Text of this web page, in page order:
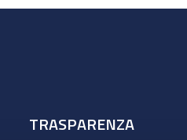
TRASPARENZA